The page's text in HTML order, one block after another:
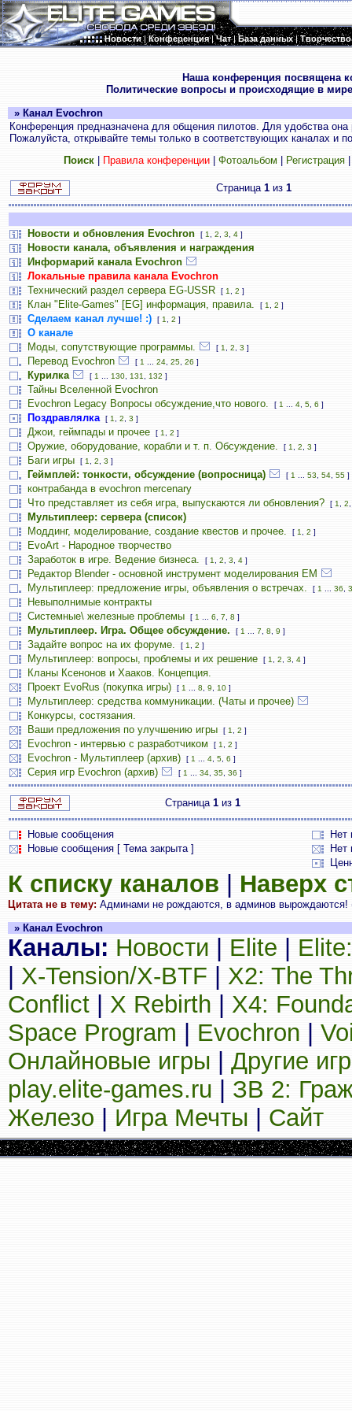
Новости|Конференция|Чат|База данных|Творчество
Наша конференция посвящена
Политические вопросы и происходящие в
» Канал Evochron
Конференция предназначена для общения пилотов. Для удобства
Пожалуйста, открывайте темы только в соответствующих каналах и
Поиск| Правила конференции| Фотоальбом Регистрация
Страница 1 из 1
Новости и обновления Evochron [ 1 2 3 4 ]
Новости канала, объявления и награждения
Информарий канала Evochron
Локальные правила канала Evochron
Технический раздел сервера EG-USSR
[ 1 2 ]
Клан "Elite-Games" [EG] информация, правила. [ 1 2 ]
Сделаем канал лучше! :) [ 1 2 ]
О канале
Моды, сопутствующие программы.
[ 1 2 3 ]
Перевод Evochron [ 1 24 25 26 ]
Курилка [ 1 130 131 132 ]
Тайны Вселенной Evochron
Evochron Legacy Вопросы обсуждение,что нового.
[ 1 4 5 6 ]
Поздравлялка [ 1 2 3 ]
Джои, геймпады и прочее [ 1 2 ]
Оружие, оборудование, корабли и т. п. Обсуждение. [ 1 2 3 ]
Баги игры [ 1 2 3 ]
Геймплей: тонкости, обсуждение (вопросница) [ 1 53 54 55 ]
контрабанда в evochron mercenary
Что представляет из себя игра, выпускаются ли обновления?
[ 1 2
Мультиплеер: сервера (список)
Моддинг, моделирование, создание квестов и прочее.
[ 1 2 ]
EvoArt - Народное творчество
Заработок в игре. Ведение бизнеса.
[ 1 2 3 4 ]
Редактор Blender - основной инструмент моделирования ЕМ
Мультиплеер: предложение игры, объявления о встречах.
[ 1 36
Невыполнимые контракты
Системные\ железные проблемы
[ 1 6 7 8 ]
Мультиплеер. Игра. Общее обсуждение. [ 1 7 8 9 ]
Задайте вопрос на их форуме. [ 1 2 ]
Мультиплеер: вопросы, проблемы и их решение [ 1 2 3 4 ]
Кланы Ксенонов и Хааков. Концепция.
Проект EvoRus (покупка игры)
[ 1 8 9 10 ]
Мультиплеер: средства коммуникации. (Чаты и прочее)
Конкурсы, состязания.
Ваши предложения по улучшению игры
[ 1 2 ]
Evochron - интервью с разработчиком [ 1 2 ]
Evochron - Мультиплеер (архив) [ 1 4 5 6 ]
Серия игр Evochron (архив) [ 1 34 35 36 ]
Страница 1 из 1
Новые сообщения
Нет
Новые сообщения [ Тема закрыта ]
Нет
К списку каналов Наверх
Цитата не в тему: Админами не рождаются, в админов вырождаются!
» Канал Evochron
Каналы: Новости Elite
X-Tension/X-BTF
X2: The
Conflict
X Rebirth
X4:
Space Program
Evochron
Онлайновые игры
Другие
play.elite-games.ru
ЗВ 2:
Железо
Игра Мечты Сайт